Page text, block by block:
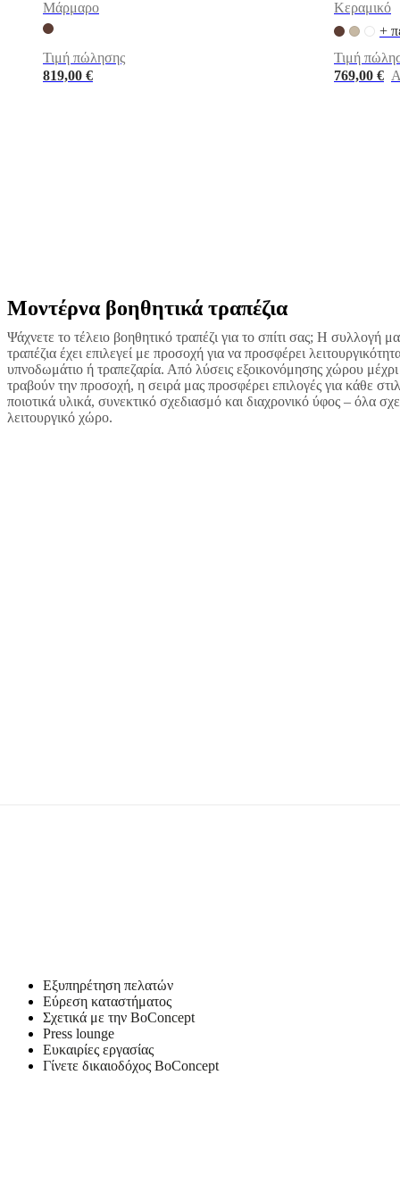
certificationsΔήλωση
προσβασιμότητας
ProgramProjectsArticles
Μάρμαρο
Τιμή πώλησης
819,00 €
Κεραμικό
+
Τιμή
769,00 €
ΜπεζΜπλεΚαφέ ΛευκόΓκριΜαύροΞύλοΚεραμικό
Μοντέρνα βοηθητικά τραπέζια
Ψάχνετε το τέλειο βοηθητικό τραπέζι για το σπίτι σας; Η συλλογή
τραπέζια έχει επιλεγεί με προσοχή για να προσφέρει
υπνοδωμάτιο ή τραπεζαρία. Από λύσεις εξοικονόμησης χώρου
τραβούν την προσοχή, η σειρά μας προσφέρει επιλογές για κάθε
ποιοτικά υλικά, συνεκτικό σχεδιασμό και διαχρονικό ύφος – όλα
λειτουργικό χώρο.
Εξυπηρέτηση πελατών
Εύρεση καταστήματος
Σχετικά με την BoConcept
Press lounge
Ευκαιρίες εργασίας
Γίνετε δικαιοδόχος BoConcept